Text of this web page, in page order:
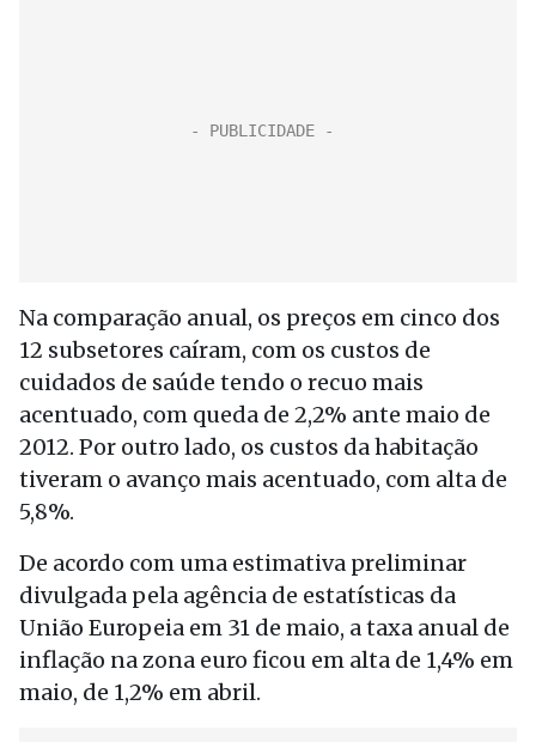
Na comparação anual, os preços em cinco dos
12 subsetores caíram, com os custos de
cuidados de saúde tendo o recuo mais
acentuado, com queda de 2,2% ante maio de
2012. Por outro lado, os custos da habitação
tiveram o avanço mais acentuado, com alta de
5,8%.
De acordo com uma estimativa preliminar
divulgada pela agência de estatísticas da
União Europeia em 31 de maio, a taxa anual de
inflação na zona euro ficou em alta de 1,4% em
maio, de 1,2% em abril.